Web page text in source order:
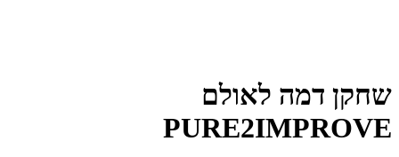
שחקן דמה לאולם
PURE2IMPROVE